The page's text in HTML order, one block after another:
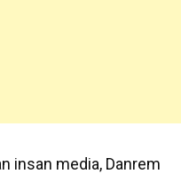
insan media, Danrem